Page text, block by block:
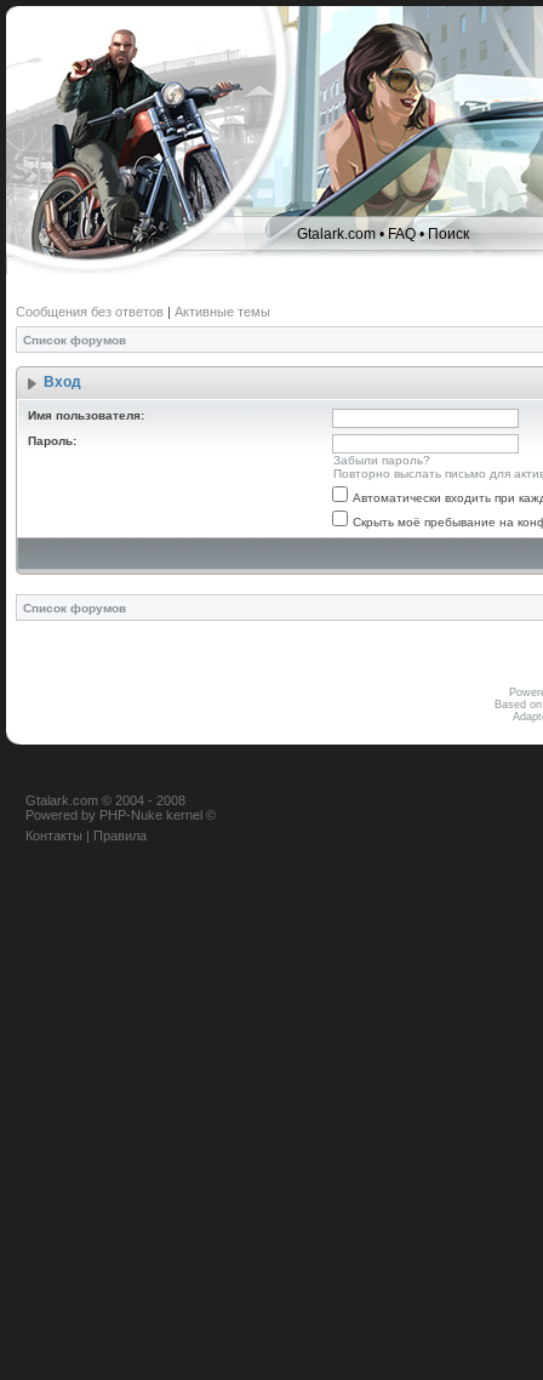
Gtalark.com •FAQ•Поиск
Сообщения без ответов | Активные темы
Список форумов
Вход
Имя пользователя:
Пароль:
Забыли пароль?
Повторно выслать письмо для
Автоматически входить при
Скрыть моё пребывание на
Список форумов
Based
Gtalark.com © 2004 - 2008
Powered by PHP-Nuke kernel ©
Контакты | Правила